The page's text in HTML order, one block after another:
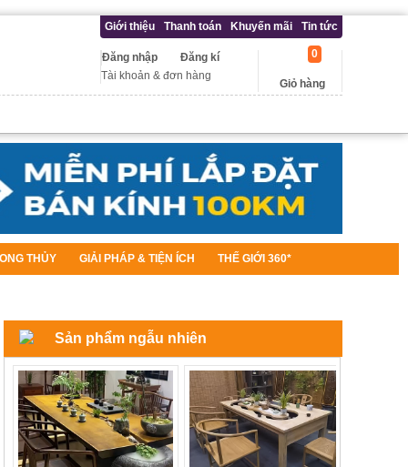
Giới thiệu Thanh toán Khuyến mãi Tin tức
Đăng kí
Đăng nhập
Tài khoản & đơn hàng
Giỏ hàng
0
THỦY GIẢI PHÁP & TIỆN ÍCH THẾ GIỚI 360*
Sản phẩm ngẫu nhiên